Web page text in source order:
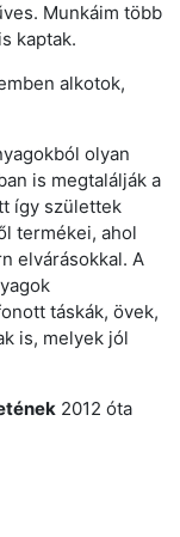
Munkáim több
kaptak.
alkotok,
olyan
is megtalálják a
így születtek
termékei, ahol
elvárásokkal. A
táskák, övek,
is, melyek jól
2012 óta